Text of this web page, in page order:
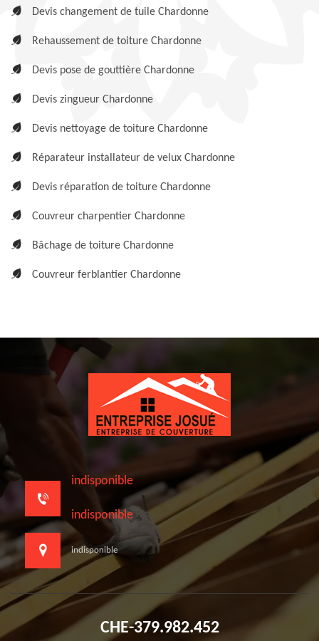
Devis changement de tuile Chardonne
Rehaussement de toiture Chardonne
Devis pose de gouttière Chardonne
Devis zingueur Chardonne
Devis nettoyage de toiture Chardonne
Réparateur installateur de velux Chardonne
Devis réparation de toiture Chardonne
Couvreur charpentier Chardonne
Bâchage de toiture Chardonne
Couvreur ferblantier Chardonne
indisponible
indisponible
indisponible
CHE-379.982.452